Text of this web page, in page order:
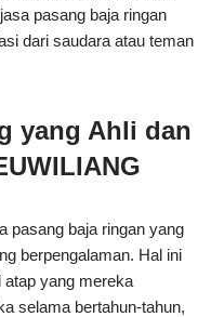
pasang baja ringan
dari saudara atau teman
yang Ahli dan
pasang baja ringan yang
berpengalaman. Hal ini
atap yang mereka
selama bertahun-tahun,